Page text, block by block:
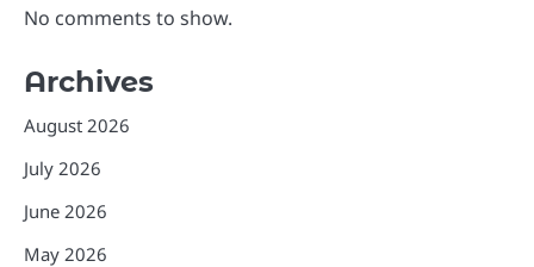
No comments to show.
Archives
August 2026
July 2026
June 2026
May 2026